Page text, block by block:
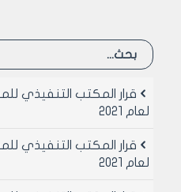
لعام 2021
لعام 2021